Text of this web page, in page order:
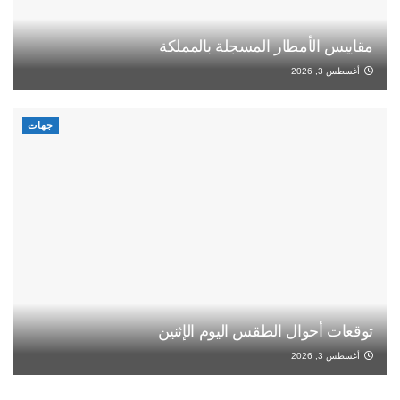
مقاييس الأمطار المسجلة بالمملكة
أغسطس 3, 2026
جهات
توقعات أحوال الطقس اليوم الإثنين
أغسطس 3, 2026